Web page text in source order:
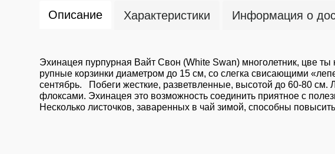
Описание Характеристики Информация о
Эхинацея пурпурная Вайт Свон (White Swan) многолетник, цве
рупные корзинки диаметром до 15 см, со слегка свисающими
сентябрь. Побеги жесткие, разветвленные, высотой до 60-80
флоксами. Эхинацея это возможность соединить приятное с
Несколько листочков, заваренных в чай зимой, способны